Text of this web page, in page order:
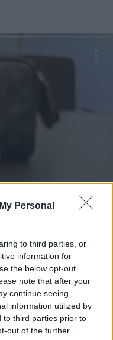
Personal
to third parties, or
information for
the below opt-out
note that after your
continue seeing
information utilized by
to third parties prior to
out of the further